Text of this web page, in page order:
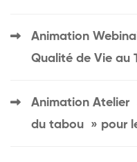
Animation
Qualité de Vie au
Animation Atelier
du tabou » pour